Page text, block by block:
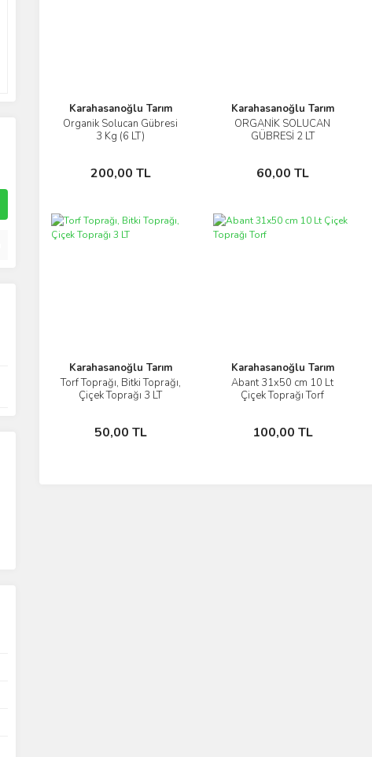
Karahasanoğlu Tarım
Organik Solucan Gübresi
3 Kg (6 LT)
200,00 TL
İncele
Sepete Ekle
Karahasanoğlu Tarım
ORGANİK SOLUCAN
GÜBRESİ 2 LT
60,00 TL
İncele
Sepete Ekle
Karahasanoğlu Tarım
Torf Toprağı, Bitki Toprağı,
Çiçek Toprağı 3 LT
50,00 TL
İncele
Sepete Ekle
Karahasanoğlu Tarım
Abant 31x50 cm 10 Lt
Çiçek Toprağı Torf
100,00 TL
İncele
Sepete Ekle